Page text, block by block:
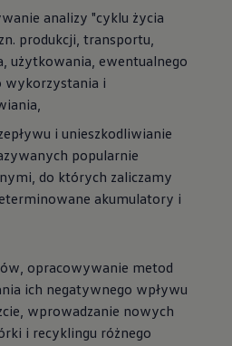
analizy "cyklu życia
produkcji, transportu,
użytkowania, ewentualnego
wykorzystania i
i unieszkodliwianie
popularnie
do których zaliczamy
akumulatory i
opracowywanie metod
ich negatywnego wpływu
wprowadzanie nowych
i recyklingu różnego